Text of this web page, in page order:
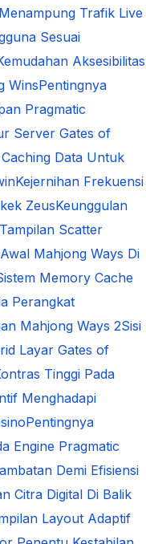
Trafik Live
Sesuai
Aksesibilitas
WinsPentingnya
Pragmatic
Server Gates of
Data Untuk
Kejernihan Frekuensi
ZeusKeunggulan
Scatter
Mahjong Ways Di
Memory Cache
Perangkat
Mahjong Ways 2Sisi
Layar Gates of
Tinggi Pada
Menghadapi
Pentingnya
Engine Pragmatic
Demi Efisiensi
Citra Digital Di Balik
Layout Adaptif